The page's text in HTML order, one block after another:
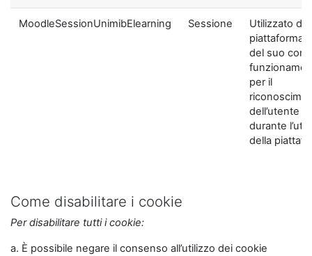
MoodleSessionUnimibElearning Sessione
Utilizzato
piattaforma
del suo
per il
dell’utente
durante
della
Come disabilitare i cookie
Per disabilitare tutti i cookie:
a. È possibile negare il consenso all’utilizzo dei cookie